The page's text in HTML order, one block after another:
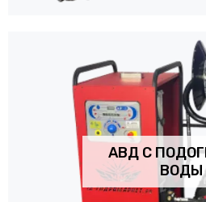
АВД С
ВОДЫ